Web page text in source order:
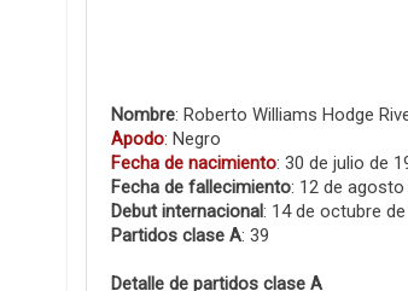
Nombre: Roberto Williams Hodge
Apodo: Negro
Fecha de nacimiento: 30 de julio de
Fecha de fallecimiento: 12 de agosto
Debut internacional: 14 de octubre
Partidos clase A: 39
Detalle de partidos clase A